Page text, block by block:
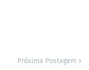
Próxima Postagem